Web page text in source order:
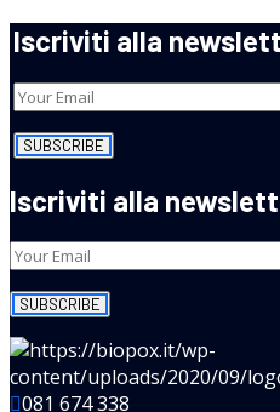
Iscriviti alla
Iscriviti alla
081 674 338